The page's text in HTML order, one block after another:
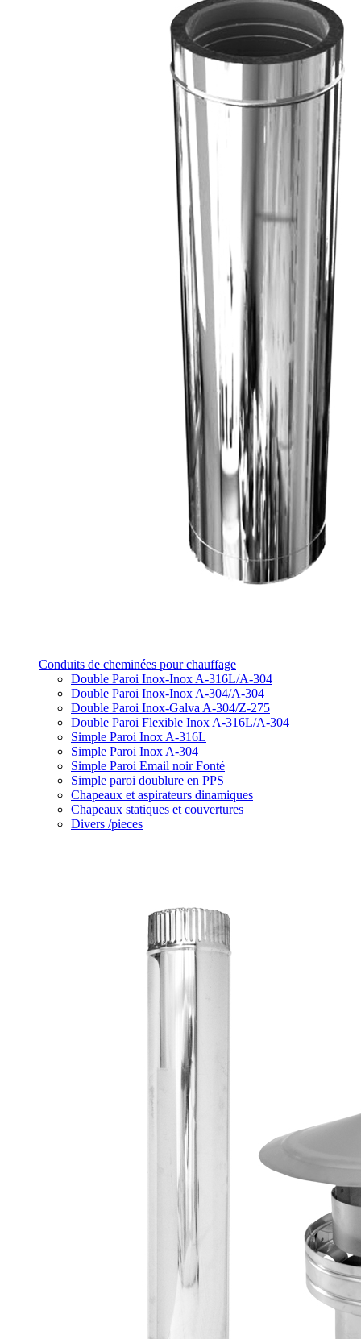
Conduits de cheminées pour chauffage
Double Paroi Inox-Inox A-316L/A-304
Double Paroi Inox-Inox A-304/A-304
Double Paroi Inox-Galva A-304/Z-275
Double Paroi Flexible Inox A-316L/A-304
Simple Paroi Inox A-316L
Simple Paroi Inox A-304
Simple Paroi Email noir Fonté
Simple paroi doublure en PPS
Chapeaux et aspirateurs dinamiques
Chapeaux statiques et couvertures
Divers /pieces